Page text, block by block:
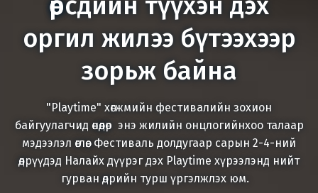
оргил жилээ бүтээхээр
зорьж байна
"Playtime" хөгжмийн фестивалийн зохион
байгуулагчид өнөөдөр энэ жилийн онцлогийнхоо талаар
мэдээлэл өглөө. Фестиваль долдугаар сарын 2-4-ний
өдрүүдэд Налайх дүүрэг дэх Playtime хүрээлэнд нийт
гурван өдрийн турш үргэлжлэх юм.